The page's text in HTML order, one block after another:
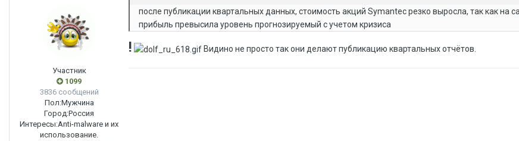
Участник
1099
3836 сообщений
Пол:Мужчина
Город:Россия
Интересы:Anti-malware и их
использование.
после публикации квартальных данных, стоимость акций Symantec резко выросла, так как на
прибыль превысила уровень прогнозируемый с учетом кризиса
! Видино не просто так они делают публикацию квартальных отчётов.